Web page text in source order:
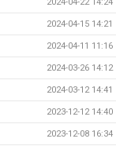
2024-04-15 14:21
2024-04-11 11:16
2024-03-26 14:12
2024-03-12 14:41
2023-12-12 14:40
2023-12-08 16:34